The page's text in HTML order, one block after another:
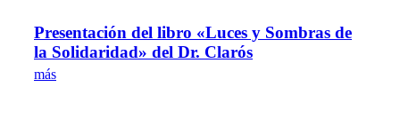
Presentación del libro «Luces y Sombras de
la Solidaridad» del Dr. Clarós
más